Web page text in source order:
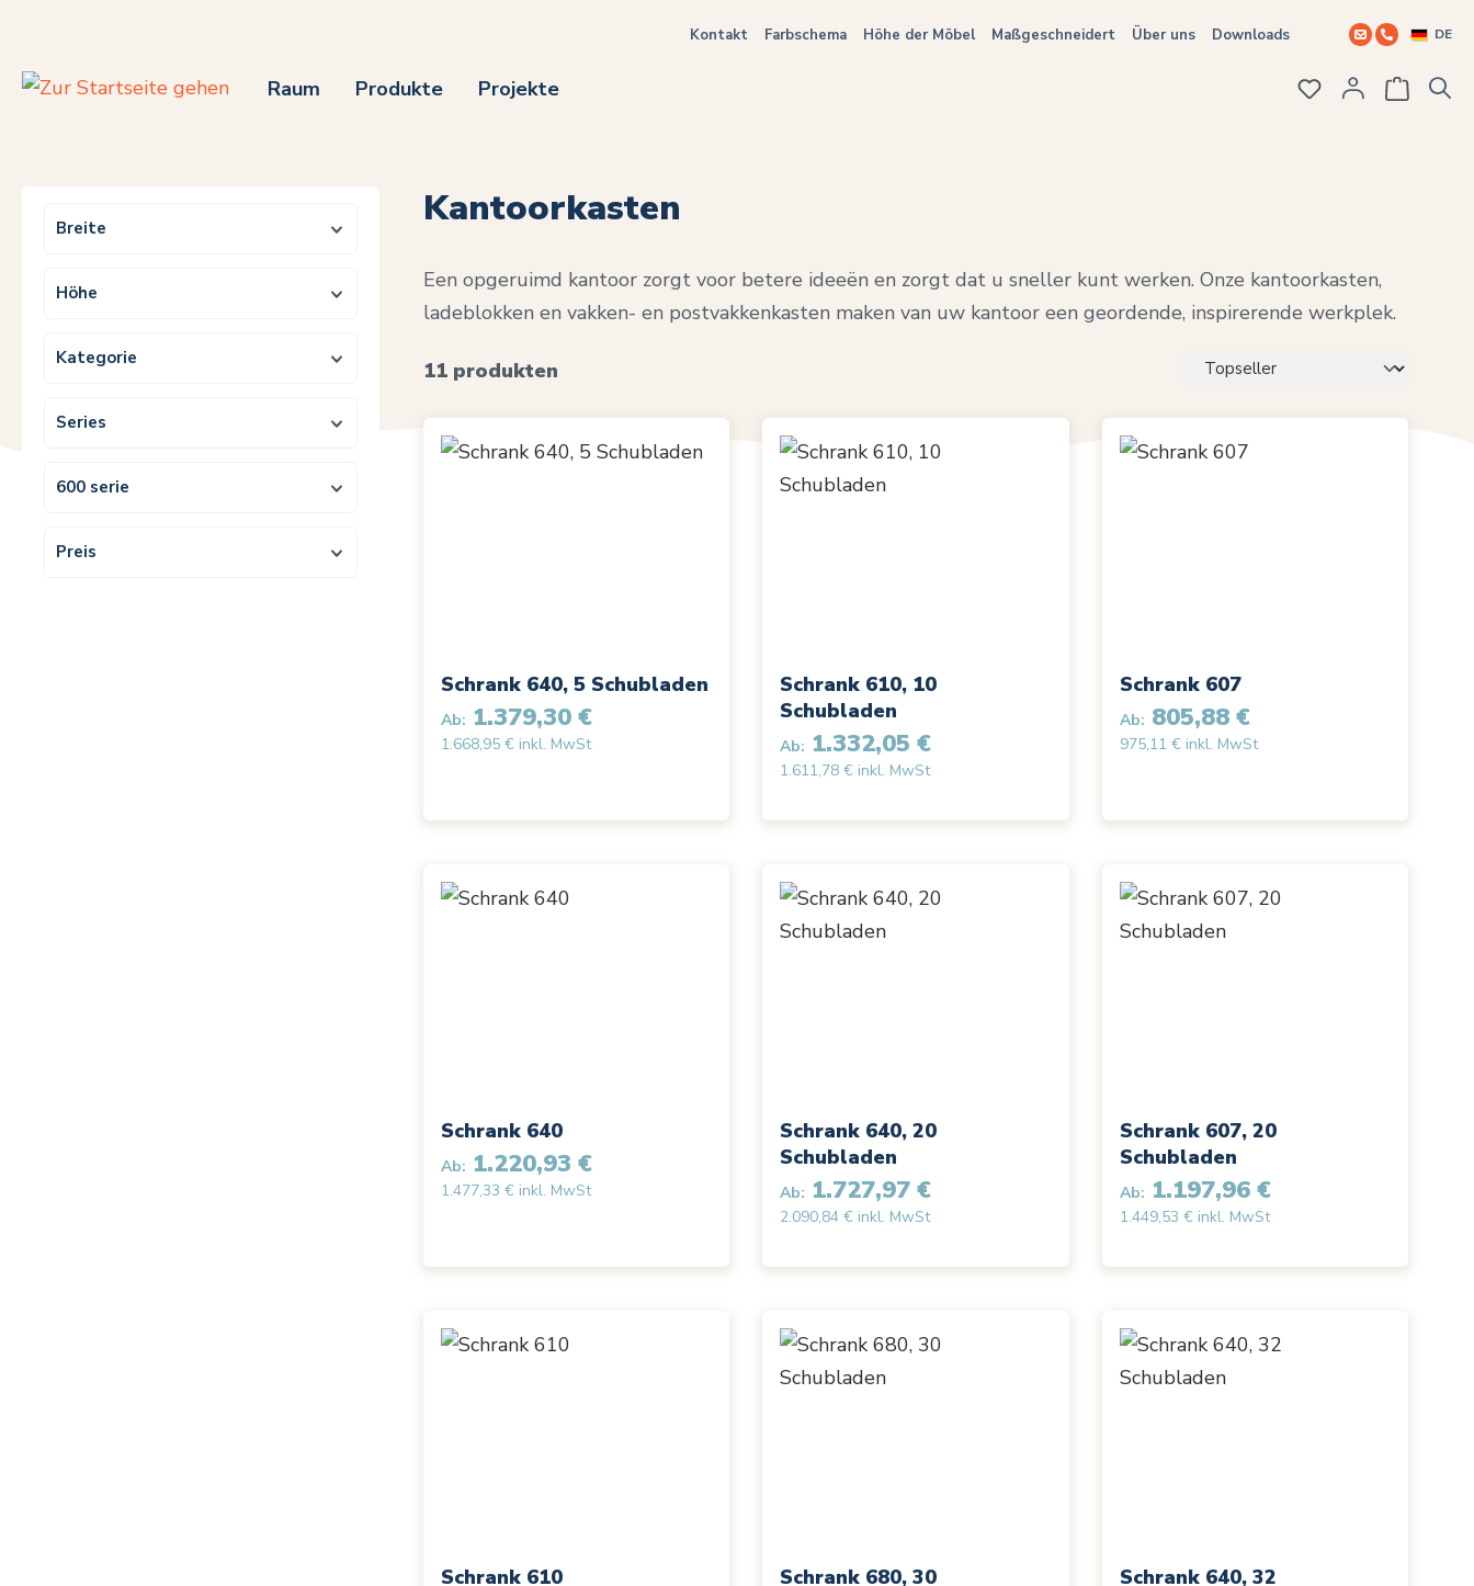
Kontakt Farbschema Höhe der Möbel Maßgeschneidert Über uns Downloads DE
Raum Produkte Projekte Du hast 0
Breite
Höhe
Kategorie
Series
600 serie
Preis
Kantoorkasten
Een opgeruimd kantoor zorgt voor betere ideeën en zorgt dat u sneller kunt werken. Onze kantoorkasten,
ladeblokken en vakken- en postvakkenkasten maken van uw kantoor een geordende, inspirerende werkplek.
11 produkten
Schrank 640, 5 Schubladen
Ab: 1.379,30 €
1.668,95 € inkl. MwSt
Schrank 610, 10
Schubladen
Ab: 1.332,05 €
1.611,78 € inkl. MwSt
Schrank 607
Ab: 805,88 €
975,11 € inkl. MwSt
Schrank 640
Ab: 1.220,93 €
1.477,33 € inkl. MwSt
Schrank 640, 20
Schubladen
Ab: 1.727,97 €
2.090,84 € inkl. MwSt
Schrank 607, 20
Schubladen
Ab: 1.197,96 €
1.449,53 € inkl. MwSt
Schrank 610
Schrank 680, 30
Schrank 640, 32